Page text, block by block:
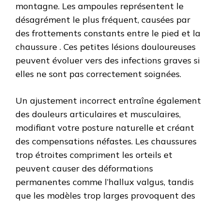
montagne. Les ampoules représentent le
désagrément le plus fréquent, causées par
des frottements constants entre le pied et la
chaussure . Ces petites lésions douloureuses
peuvent évoluer vers des infections graves si
elles ne sont pas correctement soignées.
Un ajustement incorrect entraîne également
des douleurs articulaires et musculaires,
modifiant votre posture naturelle et créant
des compensations néfastes. Les chaussures
trop étroites compriment les orteils et
peuvent causer des déformations
permanentes comme l’hallux valgus, tandis
que les modèles trop larges provoquent des